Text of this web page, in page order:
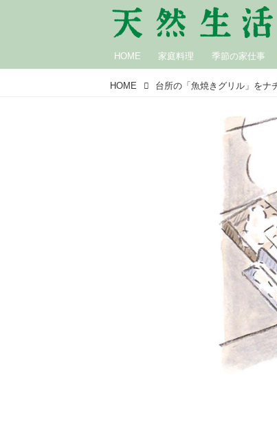
HOME 家庭料理 季節の家仕事
HOME